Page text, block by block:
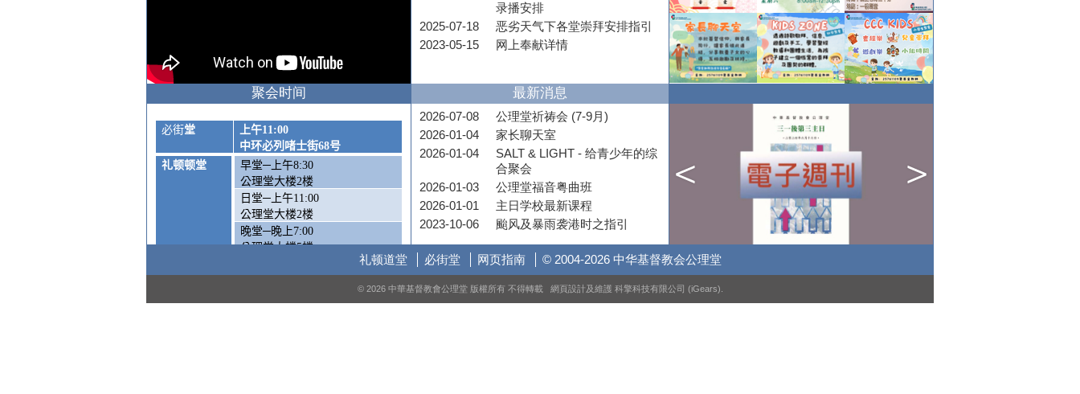
录播安排
2025-07-18
恶劣天气下各堂崇拜安排指引
2023-05-15
网上奉献详情
聚会时间
必街堂 上午11:00
中环必列啫士街68号
礼顿顿堂
早堂─上午8:30
公理堂大楼2楼
日堂─上午11:00
公理堂大楼2楼
晚堂─晚上7:00
公理堂大楼5楼
周六崇拜—下午5:00
最新消息
2026-07-08
公理堂祈祷会 (7-9月)
2026-01-04
家长聊天室
2026-01-04
SALT & LIGHT - 给青少年的综
合聚会
2026-01-03
公理堂福音粤曲班
2026-01-01
主日学校最新课程
2023-10-06
颱风及暴雨袭港时之指引
礼顿道堂 必街堂 网页指南 © 2004-2026 中华基督教会公理堂
© 2026 中華基督教會公理堂 版權所有 不得轉載 網頁設計及維護 科擎科技有限公司 (iGears)